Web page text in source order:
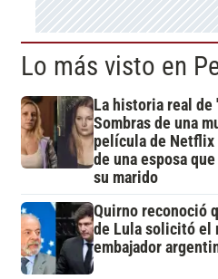
Lo más visto en
La historia real de
Sombras de una
película de Netflix
de una esposa
su marido
Quirno reconoció
de Lula solicitó el
embajador